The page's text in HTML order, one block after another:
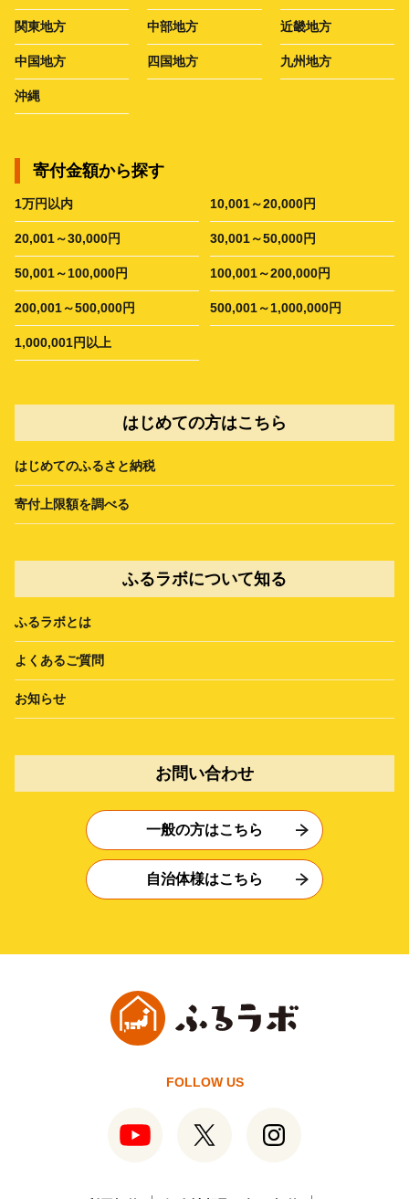
関東地方 中部地方 近畿地方
中国地方 四国地方 九州地方
沖縄
寄付金額から探す
1万円以内 10,001～20,000円
20,001～30,000円 30,001～50,000円
50,001～100,000円 100,001～200,000円
200,001～500,000円 500,001～1,000,000円
1,000,001円以上
はじめての方はこちら
はじめてのふるさと納税
寄付上限額を調べる
ふるラボについて知る
ふるラボとは
よくあるご質問
お知らせ
お問い合わせ
一般の方はこちら
自治体様はこちら
FOLLOW US